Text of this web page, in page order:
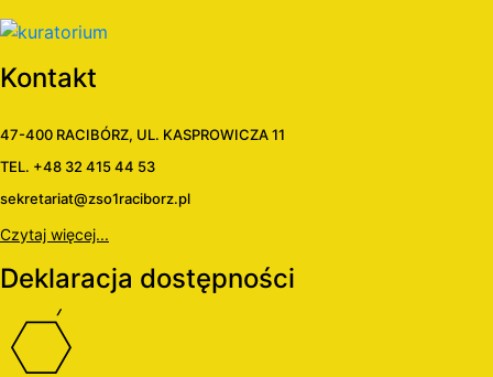
Kontakt
47-400 RACIBÓRZ, UL. KASPROWICZA 11
TEL. +48 32 415 44 53
sekretariat@zso1raciborz.pl
Czytaj więcej...
Deklaracja dostępności